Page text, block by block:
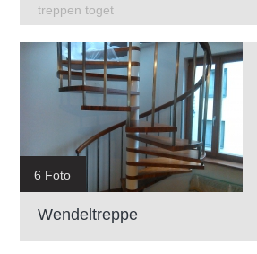
treppen toget
6 Foto
Wendeltreppe